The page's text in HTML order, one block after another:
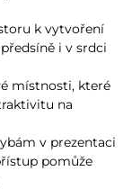
k vytvoření
i v srdci
místnosti, které
na
v prezentaci
pomůže